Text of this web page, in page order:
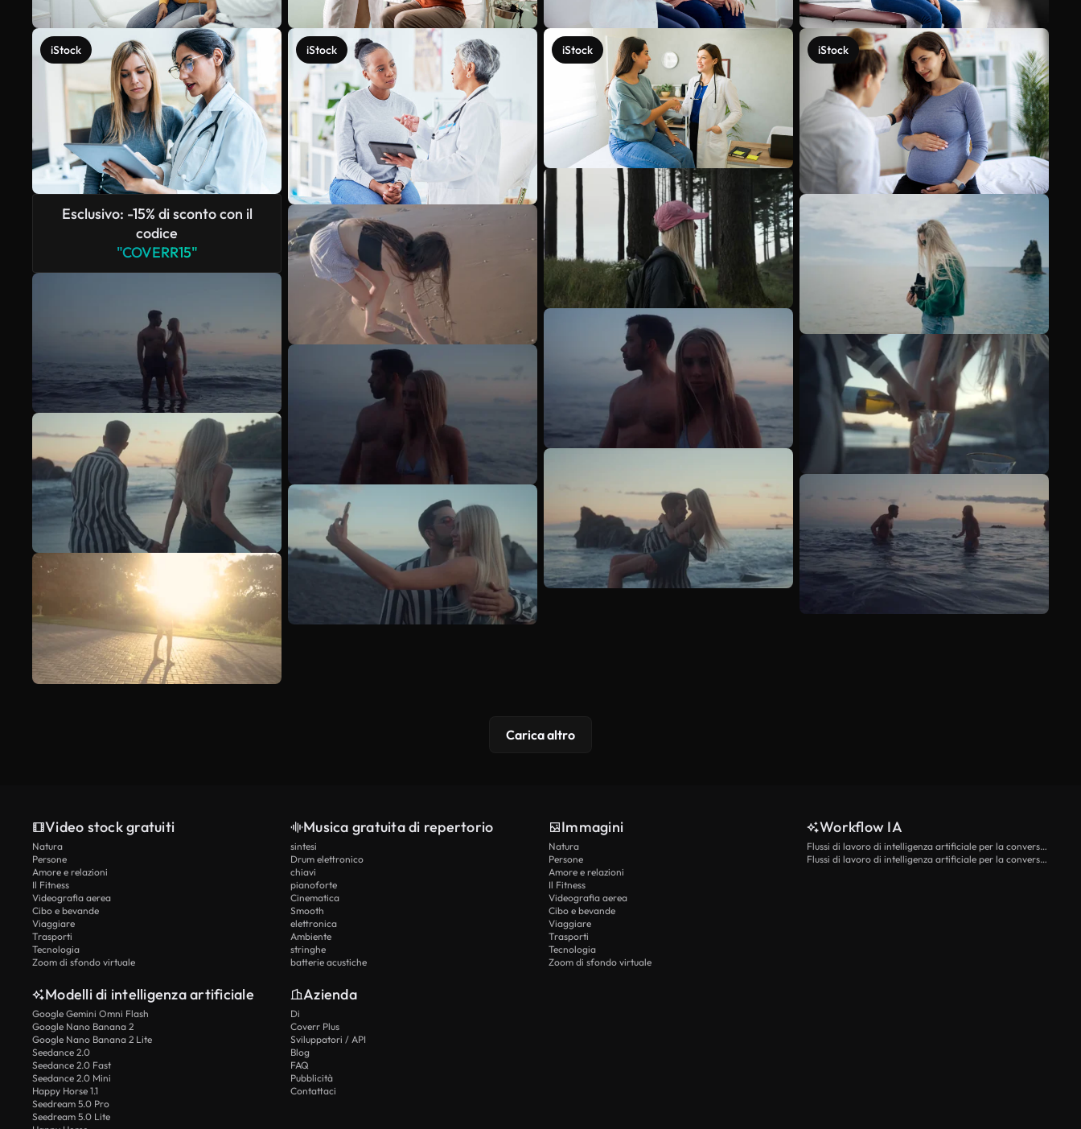
iStock
Esclusivo: -15% di sconto con il
codice
"COVERR15"
iStock iStock iStock
Scopri di più
Carica altro
Video stock gratuiti
Natura
Persone
Amore e relazioni
Il Fitness
Videografia aerea
Cibo e bevande
Viaggiare
Trasporti
Tecnologia
Zoom di sfondo virtuale
Musica gratuita di repertorio
sintesi
Drum elettronico
chiavi
pianoforte
Cinematica
Smooth
elettronica
Ambiente
stringhe
batterie acustiche
Immagini
Natura
Persone
Amore e relazioni
Il Fitness
Videografia aerea
Cibo e bevande
Viaggiare
Trasporti
Tecnologia
Zoom di sfondo virtuale
Workflow IA
Flussi di lavoro di intelligenza artificiale per la conversione da testo a video
Flussi di lavoro di intelligenza artificiale per la conversione di immagini in video
Modelli di intelligenza artificiale
Google Gemini Omni Flash
Google Nano Banana 2
Google Nano Banana 2 Lite
Seedance 2.0
Seedance 2.0 Fast
Seedance 2.0 Mini
Happy Horse 1.1
Seedream 5.0 Pro
Seedream 5.0 Lite
Azienda
Di
Coverr Plus
Sviluppatori / API
Blog
FAQ
Pubblicità
Contattaci